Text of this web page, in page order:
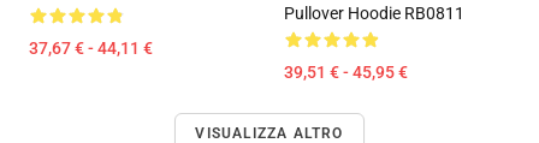
37,67 € - 44,11 €
Pullover Hoodie RB0811
39,51 € - 45,95 €
VISUALIZZA ALTRO